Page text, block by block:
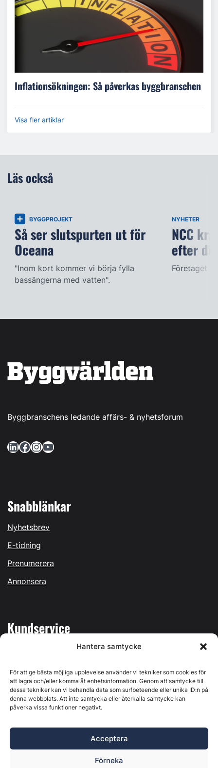
Hantera samtycke
För att ge bästa möjliga upplevelse använder vi tekniker som cookies för
att lagra och/eller komma åt enhetsinformation. Genom att samtycke till
dessa tekniker kan vi behandla data som surfbeteende eller unika ID:n på
denna webbplats. Att inte samtycka eller återkalla samtycke kan
påverka vissa funktioner negativt.
Acceptera
Förneka
Inflationsökningen: Så påverkas byggbranschen
Visa fler artiklar
Läs också
BYGGPROJEKT
Så ser slutspurten ut för
Oceana
"Inom kort kommer vi börja fylla
bassängerna med vatten".
NYHETER
NCC
efter
Företaget
Byggbranschens ledande affärs- & nyhetsforum
LinkedIn Facebook InstagramYouTube
Snabblänkar
Nyhetsbrev
E-tidning
Prenumerera
Annonsera
Kundservice
Kontakta oss
Östernäsvägen 1, 827 32 Ljusdal, org.nr: 556625-6425 -
Ansvarig utgivare: Henrik Ekberg. Innehållet på denna
webbplats är upphovsrättsligt skyddat. Ange källa vid citering.
Byggvärlden är en del avMarknadsdatagruppen